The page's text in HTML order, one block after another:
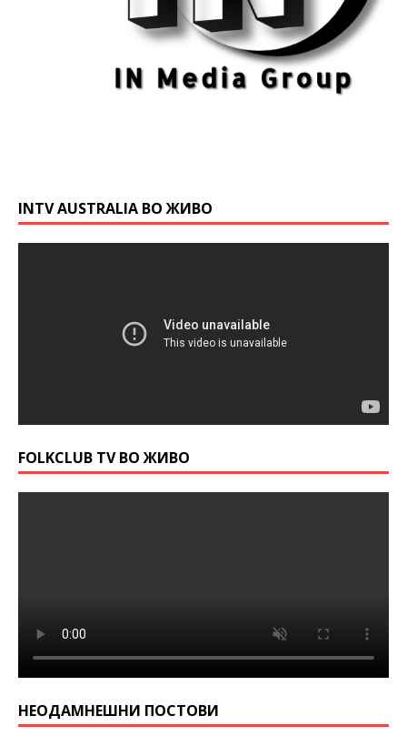
INTV AUSTRALIA ВО ЖИВО
FOLKCLUB TV ВО ЖИВО
НЕОДАМНЕШНИ ПОСТОВИ